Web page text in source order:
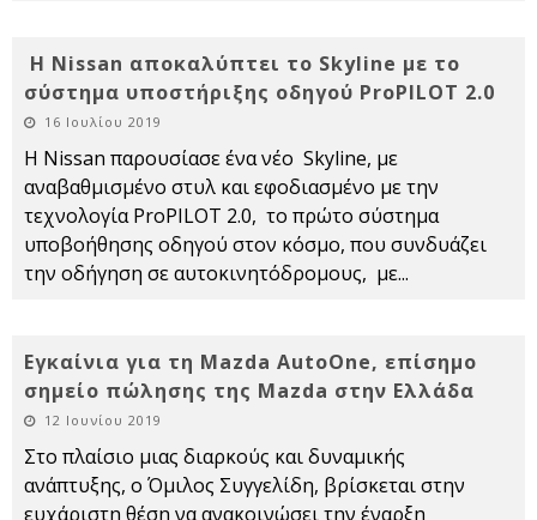
Η Nissan αποκαλύπτει το Skyline με το
σύστημα υποστήριξης οδηγού ProPILOT 2.0
16 Ιουλίου 2019
Η Nissan παρουσίασε ένα νέο Skyline, με
αναβαθμισμένο στυλ και εφοδιασμένο με την
τεχνολογία ProPILOT 2.0, το πρώτο σύστημα
υποβοήθησης οδηγού στον κόσμο, που συνδυάζει
την οδήγηση σε αυτοκινητόδρομους, με...
Εγκαίνια για τη Mazda AutoOne, επίσημο
σημείο πώλησης της Mazda στην Ελλάδα
12 Ιουνίου 2019
Στο πλαίσιο μιας διαρκούς και δυναμικής
ανάπτυξης, ο Όμιλος Συγγελίδη, βρίσκεται στην
ευχάριστη θέση να ανακοινώσει την έναρξη